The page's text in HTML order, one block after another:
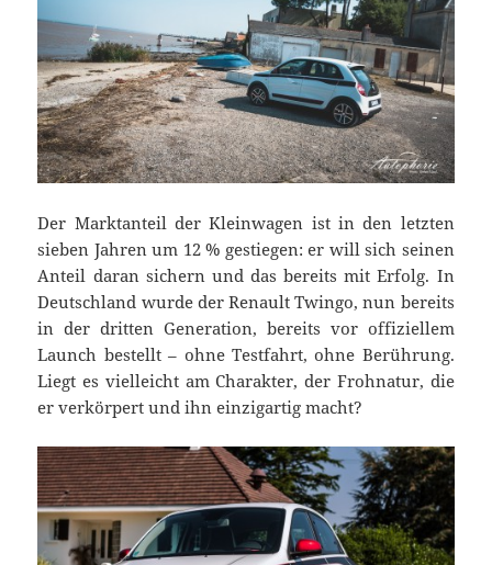
Der Marktanteil der Kleinwagen ist in den letzten
sieben Jahren um 12 % gestiegen: er will sich seinen
Anteil daran sichern und das bereits mit Erfolg. In
Deutschland wurde der Renault Twingo, nun bereits
in der dritten Generation, bereits vor offiziellem
Launch bestellt – ohne Testfahrt, ohne Berührung.
Liegt es vielleicht am Charakter, der Frohnatur, die
er verkörpert und ihn einzigartig macht?